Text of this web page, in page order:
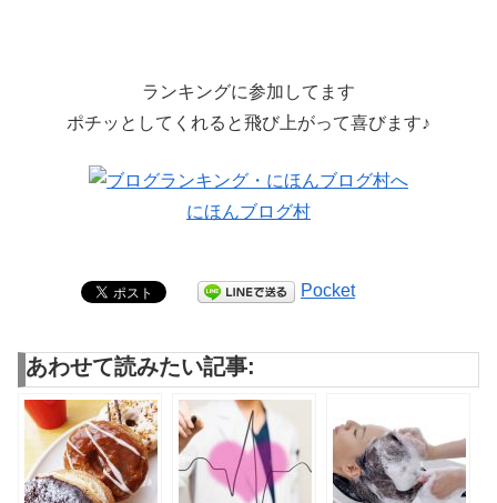
ランキングに参加してます
ポチッとしてくれると飛び上がって喜びます♪
にほんブログ村
Pocket
あわせて読みたい記事: